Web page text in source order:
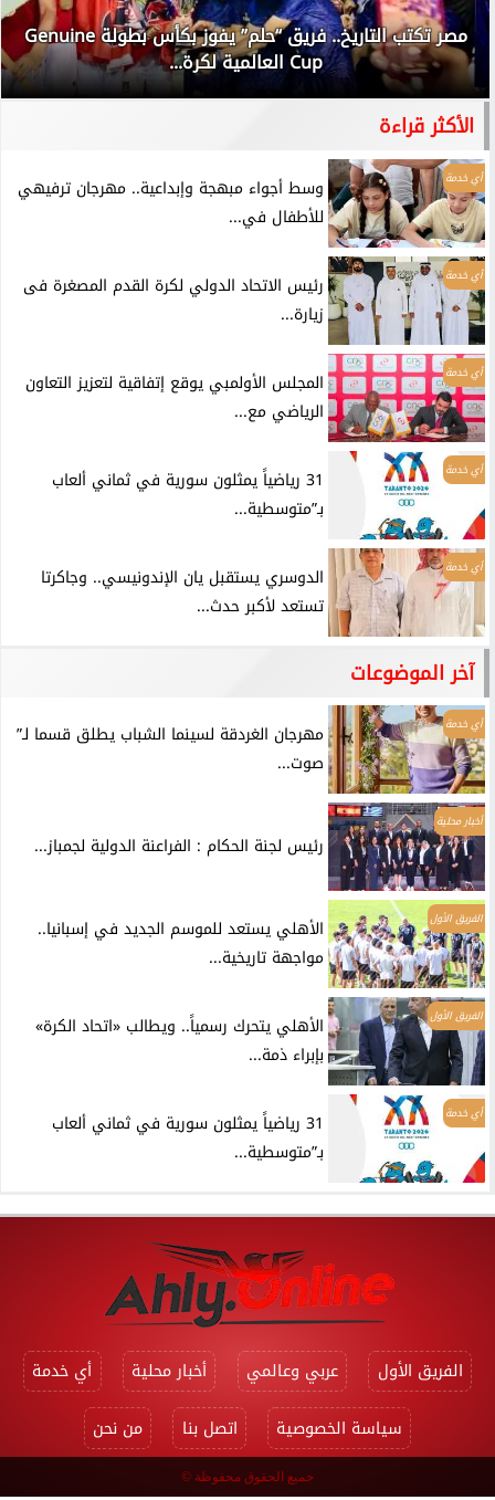
مصر تكتب التاريخ.. فريق “حلم” يفوز بكأس بطولة Genuine
Cup العالمية لكرة...
الأكثر قراءة
أي خدمة
وسط أجواء مبهجة وإبداعية.. مهرجان ترفيهي
للأطفال في...
أي خدمة
رئيس الاتحاد الدولي لكرة القدم المصغرة فى
زيارة...
أي خدمة
المجلس الأولمبي يوقع إتفاقية لتعزيز التعاون
الرياضي مع...
أي خدمة
31 رياضياً يمثلون سورية في ثماني ألعاب
بـ”متوسطية...
أي خدمة
الدوسري يستقبل يان الإندونيسي.. وجاكرتا
تستعد لأكبر حدث...
آخر الموضوعات
أي خدمة
مهرجان الغردقة لسينما الشباب يطلق قسما لـ”
صوت...
أخبار محلية
رئيس لجنة الحكام : الفراعنة الدولية لجمباز...
الفريق الأول
الأهلي يستعد للموسم الجديد في إسبانيا..
مواجهة تاريخية...
الفريق الأول
الأهلي يتحرك رسمياً.. ويطالب «اتحاد الكرة»
بإبراء ذمة...
أي خدمة
31 رياضياً يمثلون سورية في ثماني ألعاب
بـ”متوسطية...
الفريق الأول عربي وعالمي أخبار محلية
أي خدمة
سياسة الخصوصية
اتصل بنا من نحن
جميع الحقوق محفوظة ©